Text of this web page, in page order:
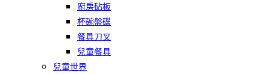
廚房砧板
杯碗盤碟
餐具刀叉
兒童餐具
兒童世界